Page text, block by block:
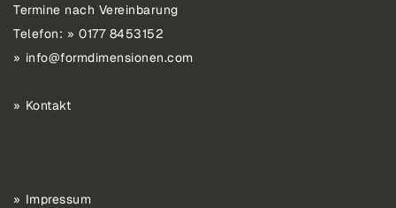
Termine nach Vereinbarung
Telefon:
0177 8453152
info@formdimensionen.com
Kontakt
Impressum